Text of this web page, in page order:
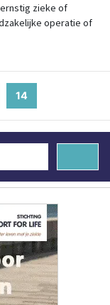
zieke of
operatie of
14